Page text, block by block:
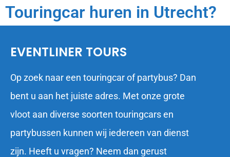
Touringcar huren in Utrecht?
EVENTLINER TOURS
Op zoek naar een touringcar of partybus? Dan
bent u aan het juiste adres. Met onze grote
vloot aan diverse soorten touringcars en
partybussen kunnen wij iedereen van dienst
zijn. Heeft u vragen? Neem dan gerust